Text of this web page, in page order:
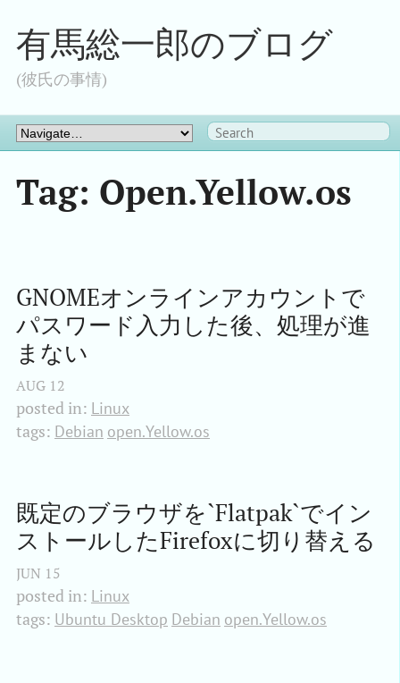
有馬総一郎のブログ
(彼氏の事情)
Tag: Open.Yellow.os
GNOMEオンラインアカウントで
パスワード入力した後、処理が進
まない
AUG 12
posted in: Linux
tags: Debian open.Yellow.os
既定のブラウザを`Flatpak`でイン
ストールしたFirefoxに切り替える
JUN 15
posted in: Linux
tags: Ubuntu Desktop Debian open.Yellow.os